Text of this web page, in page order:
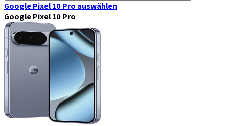
Google Pixel 10 Pro auswählen
Google Pixel 10 Pro